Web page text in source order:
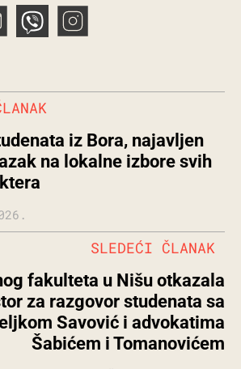
iz Bora, najavljen
na lokalne izbore svih
fakulteta u Nišu otkazala
za razgovor studenata sa
Savović i advokatima
Šabićem i Tomanovićem
SLEDEĆI ČLANAK